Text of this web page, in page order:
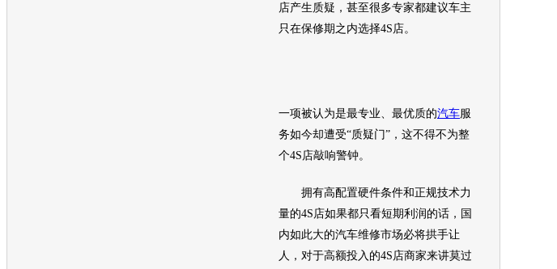
店产生质疑，甚至很多专家都建议车主
只在保修期之内选择4S店。
一项被认为是最专业、最优质的汽车服
务如今却遭受“质疑门”，这不得不为整
个4S店敲响警钟。
拥有高配置硬件条件和正规技术力
量的4S店如果都只看短期利润的话，国
内如此大的汽车维修市场必将拱手让
人，对于高额投入的4S店商家来讲莫过